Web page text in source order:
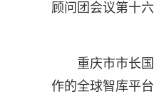
顾问团会议第十六
重庆市市长
作的全球智库平